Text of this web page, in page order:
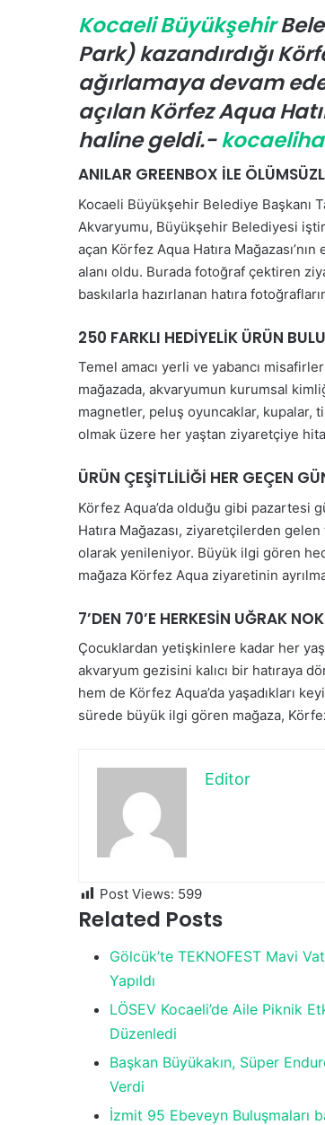
o
a
g
n
d
Kocaeli Büyükşehir
Park) kazandırdığı
ağırlamaya devam
açılan Körfez Aqua
haline geldi.-
ANILAR GREENBOX İLE
Kocaeli Büyükşehir Belediye Başkanı
Akvaryumu, Büyükşehir Belediyesi
açan Körfez Aqua Hatıra
alanı oldu. Burada fotoğraf çektiren
baskılarla hazırlanan hatıra
250 FARKLI HEDİYELİK ÜRÜN
Temel amacı yerli ve yabancı
mağazada, akvaryumun kurumsal
magnetler, peluş oyuncaklar, kupalar,
olmak üzere her yaştan ziyaretçiye
ÜRÜN ÇEŞİTLİLİĞİ HER GEÇEN
Körfez Aqua’da olduğu gibi pazartesi
Hatıra Mağazası, ziyaretçilerden
olarak yenileniyor. Büyük ilgi gören
mağaza Körfez Aqua ziyaretinin
7’DEN 70’E HERKESİN UĞRAK
Çocuklardan yetişkinlere kadar her
akvaryum gezisini kalıcı bir hatıraya
hem de Körfez Aqua’da yaşadıkları
sürede büyük ilgi gören mağaza,
Editor
Post Views: 599
Related Posts
Gölcük’te TEKNOFEST Mavi
Yapıldı
LÖSEV Kocaeli’de Aile Piknik
Düzenledi
Başkan Büyükakın, Süper
Verdi
İzmit 95 Ebeveyn Buluşmaları